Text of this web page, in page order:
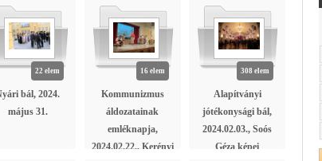
22 elem
bál, 2024.
május 31.
16 elem
Kommunizmus
áldozatainak
emléknapja,
2024.02.22., Kerényi
308 elem
Alapítványi
jótékonysági bál,
2024.02.03., Soós
Géza képei